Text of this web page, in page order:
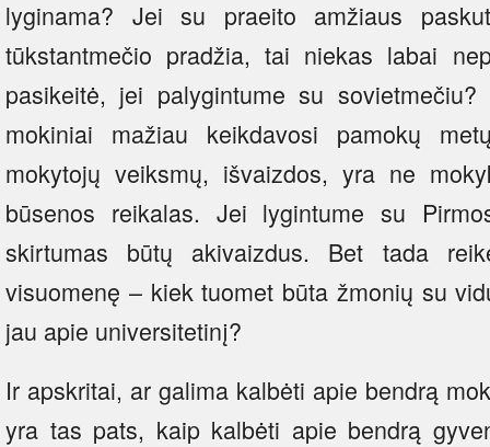
lyginama? Jei su praeito amžiaus
tūkstantmečio pradžia, tai niekas labai
pasikeitė, jei palygintume su
mokiniai mažiau keikdavosi pamokų
mokytojų veiksmų, išvaizdos, yra ne
būsenos reikalas. Jei lygintume su
skirtumas būtų akivaizdus. Bet tada
visuomenę – kiek tuomet būta žmonių su
jau apie universitetinį?
Ir apskritai, ar galima kalbėti apie bendrą
yra tas pats, kaip kalbėti apie bendrą